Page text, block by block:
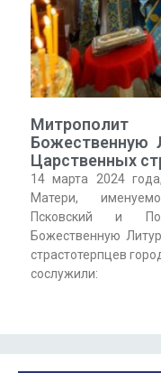
Божественную
Царственных
14 марта 2024
Матери,
Псковский и
Божественную
страстотерпцев
сослужили: